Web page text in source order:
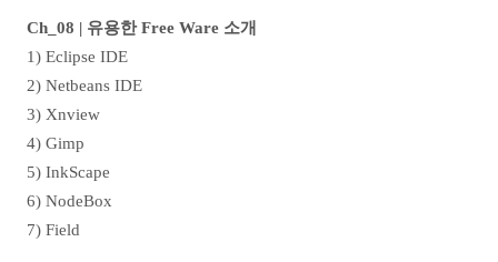
Ch_08 | 유용한Free Ware 소개
1) Eclipse IDE
2) Netbeans IDE
3) Xnview
4) Gimp
5) InkScape
6) NodeBox
7) Field